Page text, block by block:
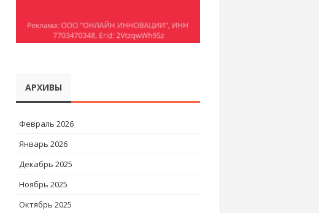
АРХИВЫ
Февраль 2026
Январь 2026
Декабрь 2025
Ноябрь 2025
Октябрь 2025